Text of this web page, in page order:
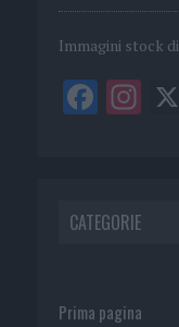
Immagini stock di
CATEGORIE
Prima pagina